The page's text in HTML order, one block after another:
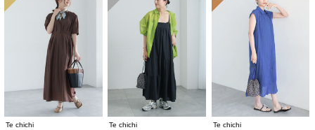
Te chichi Te chichi Te chichi